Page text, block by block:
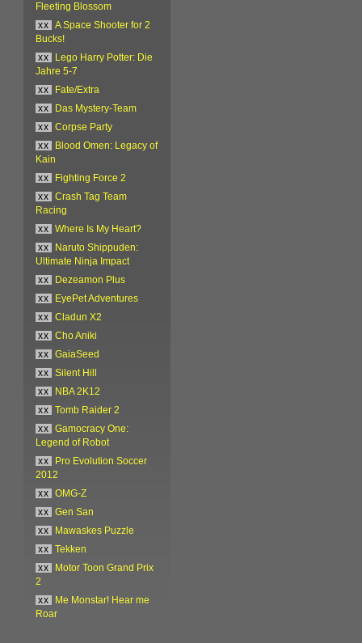
Fleeting Blossom
xx
A Space Shooter for 2
Bucks!
xx
Lego Harry Potter: Die
Jahre 5-7
xx
Fate/Extra
xx
Das Mystery-Team
xx
Corpse Party
xx
Blood Omen: Legacy of
Kain
xx
Fighting Force 2
xx
Crash Tag Team
Racing
xx
Where Is My Heart?
xx
Naruto Shippuden:
Ultimate Ninja Impact
xx
Dezeamon Plus
xx
EyePet Adventures
xx
Cladun X2
xx
Cho Aniki
xx
GaiaSeed
xx
Silent Hill
xx
NBA 2K12
xx
Tomb Raider 2
xx
Gamocracy One:
Legend of Robot
xx
Pro Evolution Soccer
2012
xx
OMG-Z
xx
Gen San
xx
Mawaskes Puzzle
xx
Tekken
xx
Motor Toon Grand Prix
2
xx
Me Monstar! Hear me
Roar